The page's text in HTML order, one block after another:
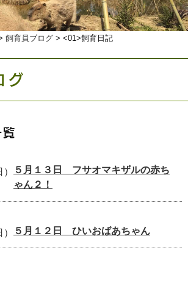
飼育員ブログ > <01>飼育日記
グ
覧
５月１３日 フサオマキザルの赤ち
ゃん２！
５月１２日 ひいおばあちゃん